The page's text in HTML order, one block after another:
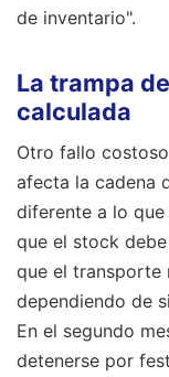
de inventario".
La trampa
calculada
Otro fallo
afecta la cadena
diferente a lo que
que el stock
que el transporte
dependiendo de
En el segundo
detenerse por